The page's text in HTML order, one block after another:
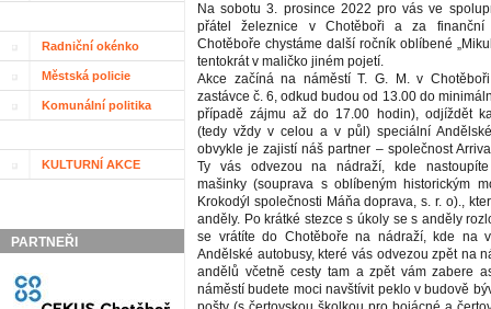
Radniční okénko
Městská policie
Komunální politika
KULTURNÍ AKCE
PARTNEŘI
Na sobotu 3. prosince 2022 pro vás ve
přátel železnice v Chotěboři a za finanční
Chotěboře chystáme další ročník oblíbené
tentokrát v maličko jiném pojetí.
Akce začíná na náměstí T. G. M. v
zastávce č. 6, odkud budou od 13.00 do
případě zájmu až do 17.00 hodin), odjíždět
(tedy vždy v celou a v půl) speciální
obvykle je zajistí náš partner – společnost
Ty vás odvezou na nádraží, kde
mašinky (souprava s oblíbeným historickým
Krokodýl společnosti Máňa doprava, s. r. o).,
anděly. Po krátké stezce s úkoly se s anděly
se vrátíte do Chotěboře na nádraží, kde na
Andělské autobusy, které vás odvezou zpět na
andělů včetně cesty tam a zpět vám zabere
náměstí budete moci navštívit peklo v budově